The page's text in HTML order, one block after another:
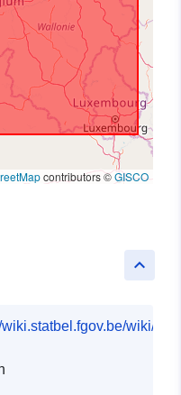
contributors ©GISCO
keyboard_arrow_up
wiki.statbel.fgov.be/wiki/